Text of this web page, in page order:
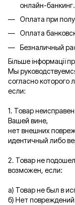
онлайн-банкинг.
Оплата при
Оплата
Безналичный
Більше інформації
Мы
согласно которого
если:
1. Товар
Вашей вине,
нет внешних
идентичный либо
2. Товар не
возможен, если:
а) Товар не был в
б) Нет